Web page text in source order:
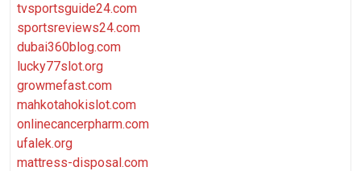
tvsportsguide24.com
sportsreviews24.com
dubai360blog.com
lucky77slot.org
growmefast.com
mahkotahokislot.com
onlinecancerpharm.com
ufalek.org
mattress-disposal.com